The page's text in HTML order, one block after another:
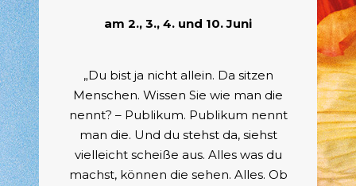
am 2., 3., 4. und 10. Juni
„Du bist ja nicht allein. Da sitzen
Menschen. Wissen Sie wie man die
nennt? – Publikum. Publikum nennt
man die. Und du stehst da, siehst
vielleicht scheiße aus. Alles was du
machst, können die sehen. Alles. Ob